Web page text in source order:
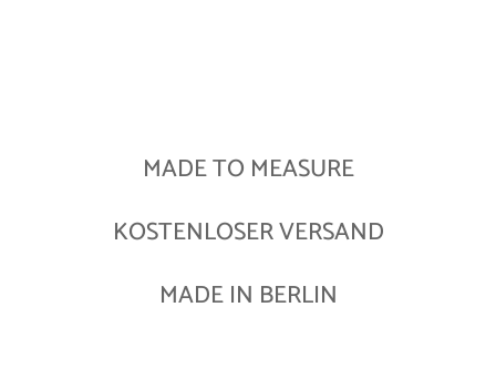
MADE TO MEASURE
KOSTENLOSER VERSAND
MADE IN BERLIN